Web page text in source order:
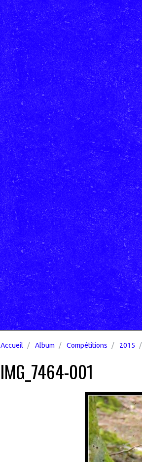
Accueil Album Compétitions 2015
IMG_7464-001